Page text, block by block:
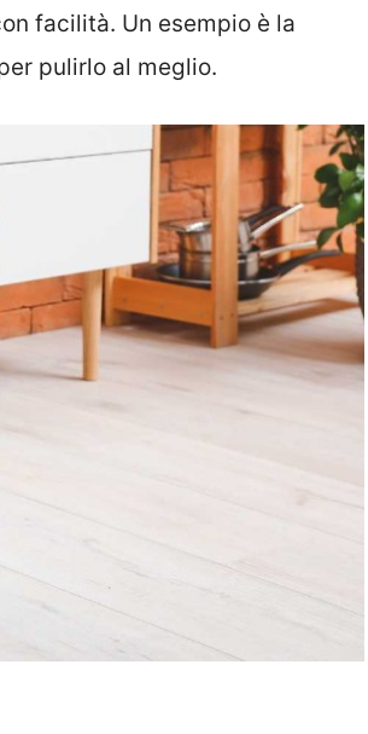
facilità. Un esempio è la
pulirlo al meglio.